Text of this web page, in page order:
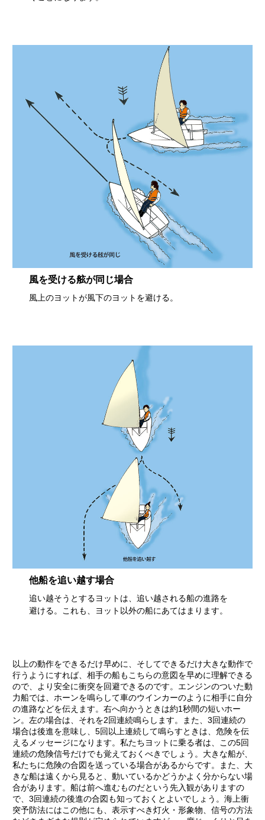
風を受ける舷が同じ場合
風上のヨットが風下のヨットを避ける。
他船を追い越す場合
追い越そうとするヨットは、追い越される船の進路を
避ける。これも、ヨット以外の船にあてはまります。
以上の動作をできるだけ早めに、そしてできるだけ大きな動作で
行うようにすれば、相手の船もこちらの意図を早めに理解できる
ので、より安全に衝突を回避できるのです。エンジンのついた動
力船では、ホーンを鳴らして車のウインカーのように相手に自分
の進路などを伝えます。右へ向かうときは約1秒間の短いホー
ン。左の場合は、それを2回連続鳴らします。また、3回連続の
場合は後進を意味し、5回以上連続して鳴らすときは、危険を伝
えるメッセージになります。私たちヨットに乗る者は、この5回
連続の危険信号だけでも覚えておくべきでしょう。大きな船が、
私たちに危険の合図を送っている場合があるからです。また、大
きな船は遠くから見ると、動いているかどうかよく分からない場
合があります。船は前へ進むものだという先入観がありますの
で、3回連続の後進の合図も知っておくとよいでしょう。海上衝
突予防法にはこの他にも、表示すべき灯火・形象物、信号の方法